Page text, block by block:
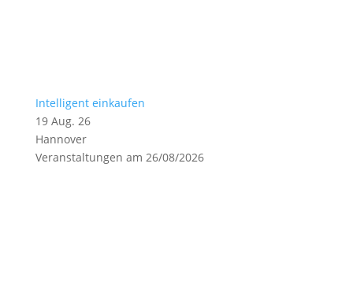
Intelligent einkaufen
19 Aug. 26
Hannover
Veranstaltungen am 26/08/2026